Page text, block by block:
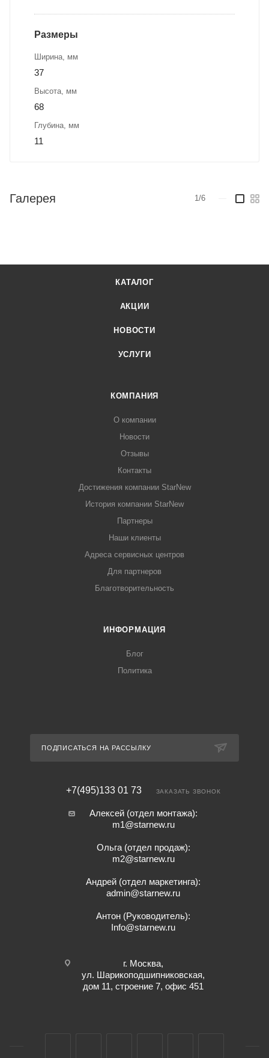
Размеры
Ширина, мм
37
Высота, мм
68
Глубина, мм
11
Галерея 1/6
КАТАЛОГ
АКЦИИ
НОВОСТИ
УСЛУГИ
КОМПАНИЯ
О компании
Новости
Отзывы
Контакты
Достижения компании StarNew
История компании StarNew
Партнеры
Наши клиенты
Адреса сервисных центров
Для партнеров
Благотворительность
ИНФОРМАЦИЯ
Блог
Политика
ПОДПИСАТЬСЯ НА РАССЫЛКУ
+7(495)133 01 73 ЗАКАЗАТЬ ЗВОНОК
Алексей (отдел монтажа):
m1@starnew.ru
Ольга (отдел продаж):
m2@starnew.ru
Андрей (отдел маркетинга):
admin@starnew.ru
Антон (Руководитель):
Info@starnew.ru
г. Москва,
ул. Шарикоподшипниковская,
дом 11, строение 7, офис 451